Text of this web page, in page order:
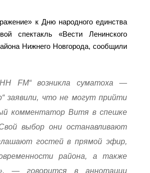
к Дню народного единства
спектакль «Вести Ленинского
Нижнего Новгорода, сообщили
FM“ возникла суматоха —
заявили, что не могут прийти
комментатор Витя в спешке
выбор они останавливают
гостей в прямой эфир,
района, а также
— говорится в аннотации